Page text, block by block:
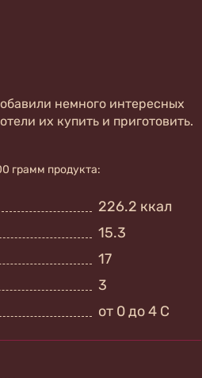
немного интересных
их купить и приготовить.
грамм продукта:
226.2 ккал
15.3
17
3
от 0 до 4 С